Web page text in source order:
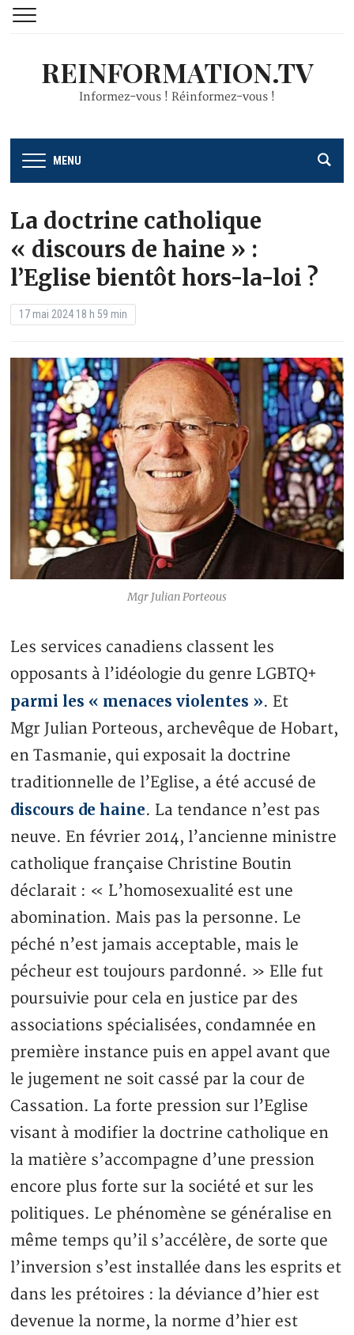
REINFORMATION.TV
Informez-vous ! Réinformez-vous !
MENU
La doctrine catholique
« discours de haine » :
l’Eglise bientôt hors-la-loi ?
17 mai 2024 18 h 59 min
Mgr Julian Porteous
Les services canadiens classent les
opposants à l’idéologie du genre LGBTQ+
parmi les « menaces violentes ». Et
Mgr Julian Porteous, archevêque de Hobart,
en Tasmanie, qui exposait la doctrine
traditionnelle de l’Eglise, a été accusé de
discours de haine. La tendance n’est pas
neuve. En février 2014, l’ancienne ministre
catholique française Christine Boutin
déclarait : « L’homosexualité est une
abomination. Mais pas la personne. Le
péché n’est jamais acceptable, mais le
pécheur est toujours pardonné. » Elle fut
poursuivie pour cela en justice par des
associations spécialisées, condamnée en
première instance puis en appel avant que
le jugement ne soit cassé par la cour de
Cassation. La forte pression sur l’Eglise
visant à modifier la doctrine catholique en
la matière s’accompagne d’une pression
encore plus forte sur la société et sur les
politiques. Le phénomène se généralise en
même temps qu’il s’accélère, de sorte que
l’inversion s’est installée dans les esprits et
dans les prétoires : la déviance d’hier est
devenue la norme, la norme d’hier est